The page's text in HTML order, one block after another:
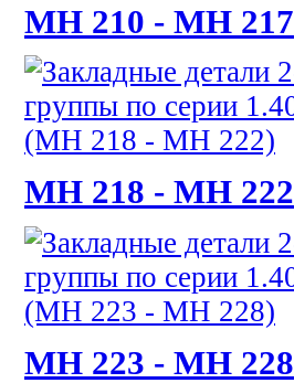
МН 210 - МН 217
МН 218 - МН 222
МН 223 - МН 228